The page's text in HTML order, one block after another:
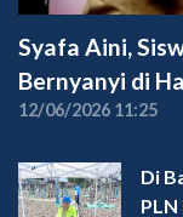
Syafa Aini,
Bernyanyi di
12/06/2026 11:25
Di